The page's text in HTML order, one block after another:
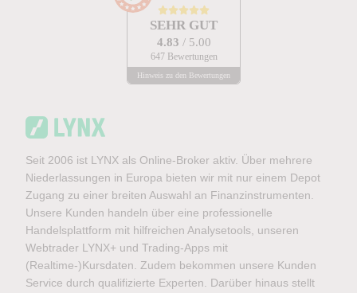
SEHR GUT
4.83 / 5.00
647 Bewertungen
Hinweis zu den Bewertungen
Seit 2006 ist LYNX als Online-Broker aktiv. Über mehrere
Niederlassungen in Europa bieten wir mit nur einem Depot
Zugang zu einer breiten Auswahl an Finanzinstrumenten.
Unsere Kunden handeln über eine professionelle
Handelsplattform mit hilfreichen Analysetools, unseren
Webtrader LYNX+ und Trading-Apps mit
(Realtime-)Kursdaten. Zudem bekommen unsere Kunden
Service durch qualifizierte Experten. Darüber hinaus stellt